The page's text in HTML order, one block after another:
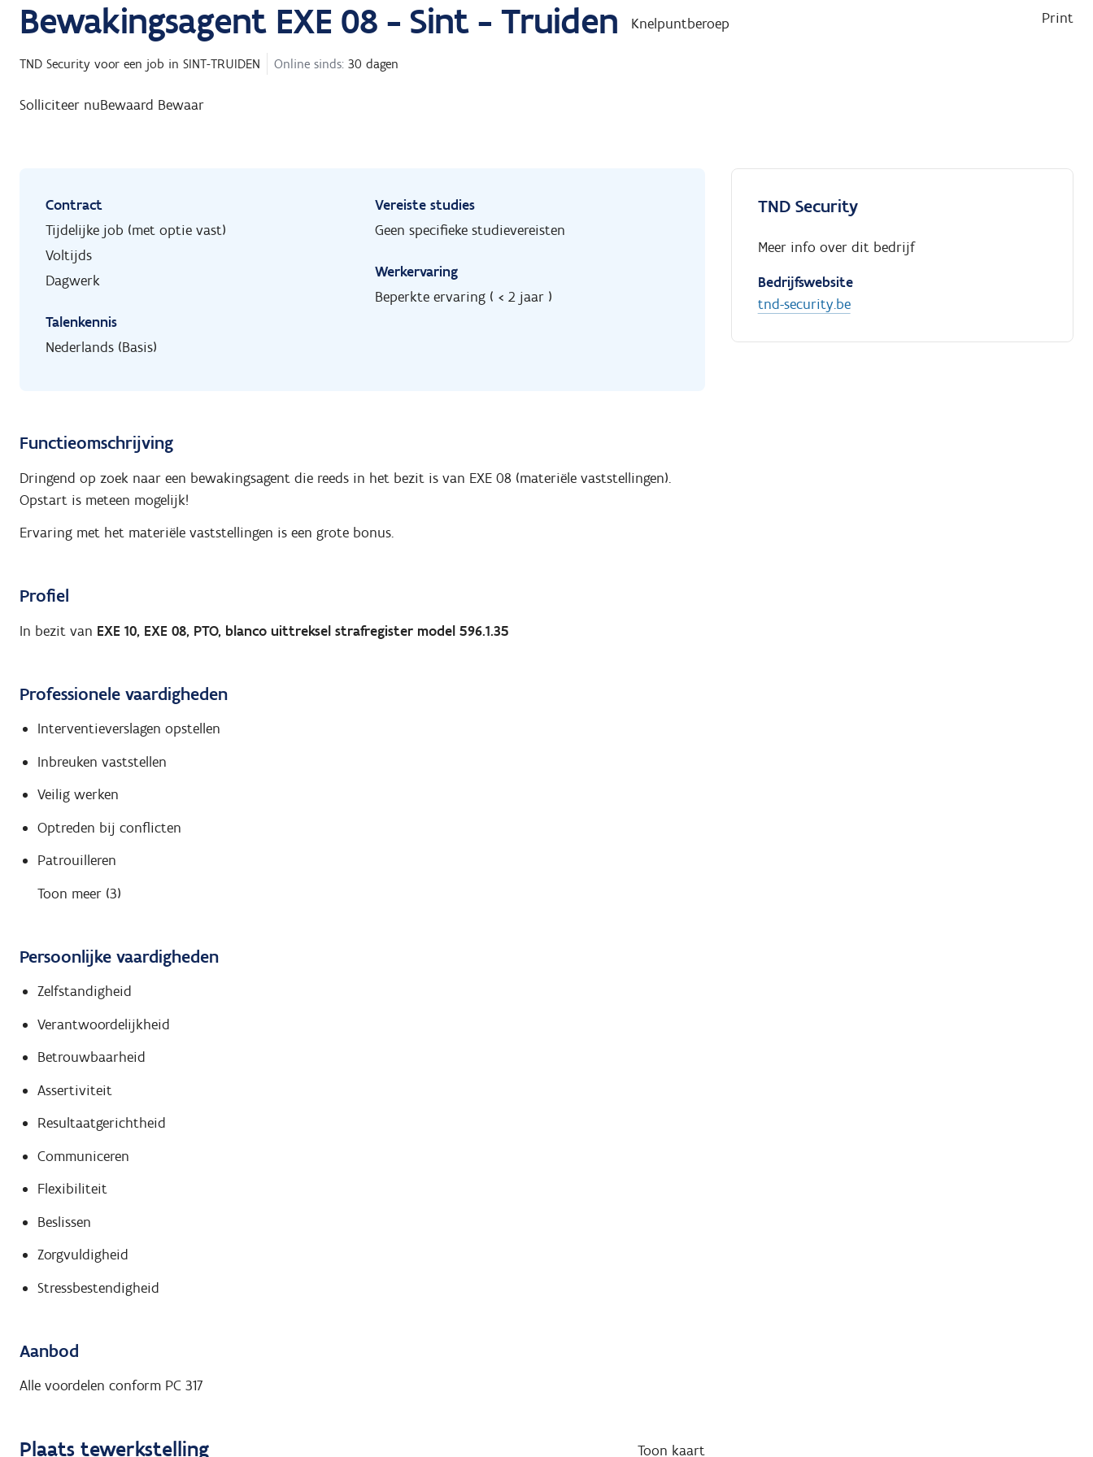
Bewakingsagent EXE 08 - Sint - Truiden Knelpuntberoep Print
TND Security voor een job in SINT-TRUIDEN Online sinds: 30 dagen
Solliciteer nuBewaard Bewaar
Contract
Tijdelijke job (met optie vast)
Voltijds
Dagwerk
Talenkennis
Nederlands (Basis)
Vereiste studies
Geen specifieke studievereisten
Werkervaring
Beperkte ervaring ( < 2 jaar )
Functieomschrijving
Dringend op zoek naar een bewakingsagent die reeds in het bezit is van EXE 08 (materiële vaststellingen).
Opstart is meteen mogelijk!
Ervaring met het materiële vaststellingen is een grote bonus.
Profiel
In bezit van EXE 10, EXE 08, PTO, blanco uittreksel strafregister model 596.1.35
Professionele vaardigheden
Interventieverslagen opstellen
Inbreuken vaststellen
Veilig werken
Optreden bij conflicten
Patrouilleren
Toon meer (3)
Persoonlijke vaardigheden
Zelfstandigheid
Verantwoordelijkheid
Betrouwbaarheid
Assertiviteit
Resultaatgerichtheid
Communiceren
Flexibiliteit
Beslissen
Zorgvuldigheid
Stressbestendigheid
Aanbod
Alle voordelen conform PC 317
Plaats tewerkstelling Toon kaart
TND Security
Meer info over dit bedrijf
Bedrijfswebsite
tnd-security.be